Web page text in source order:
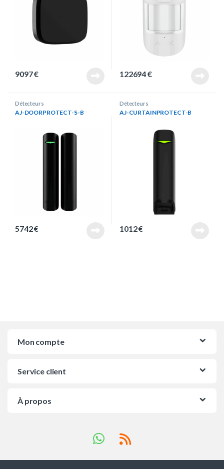
9097€ 122694€
Détecteurs
AJ-DOORPROTECT-S-B
5742€
Détecteurs
AJ-CURTAINPROTECT-B
1012€
Mon compte
Service client
À propos